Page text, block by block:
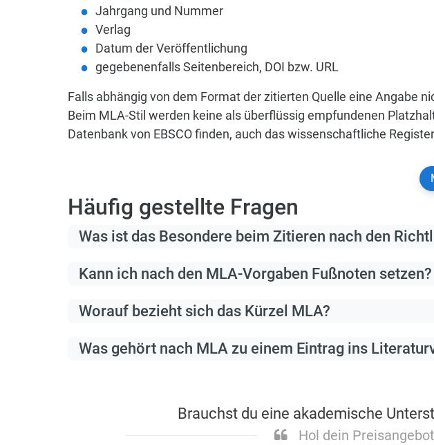
Jahrgang und Nummer
Verlag
Datum der Veröffentlichung
gegebenenfalls Seitenbereich, DOI bzw. URL
Falls abhängig von dem Format der zitierten Quelle eine Angabe
Beim MLA-Stil werden keine als überflüssig empfundenen
Datenbank von EBSCO finden, auch das wissenschaftliche
Häufig gestellte Fragen
Was ist das Besondere beim Zitieren nach den
Kann ich nach den MLA-Vorgaben Fußnoten setzen?
Worauf bezieht sich das Kürzel MLA?
Was gehört nach MLA zu einem Eintrag ins
Brauchst du eine akademische
Hol dein